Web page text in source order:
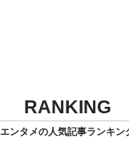
RANKING
エンタメの人気記事ランキン